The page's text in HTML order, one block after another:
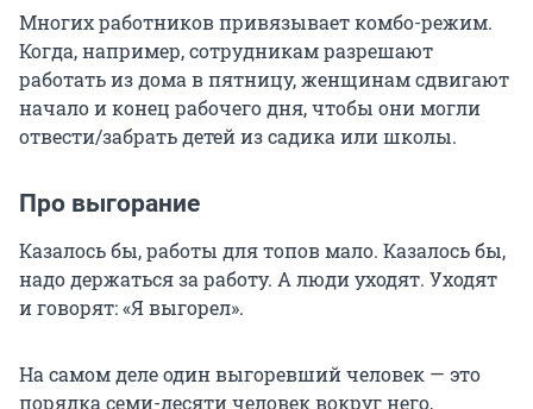
Многих работников привязывает комбо-режим.
Когда, например, сотрудникам разрешают
работать из дома в пятницу, женщинам сдвигают
начало и конец рабочего дня, чтобы они могли
отвести/забрать детей из садика или школы.
Про выгорание
Казалось бы, работы для топов мало. Казалось бы,
надо держаться за работу. А люди уходят. Уходят
и говорят: «Я выгорел».
На самом деле один выгоревший человек — это
порядка семи-десяти человек вокруг него,